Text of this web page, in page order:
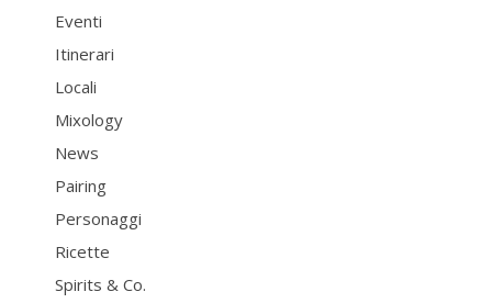
Eventi
Itinerari
Locali
Mixology
News
Pairing
Personaggi
Ricette
Spirits & Co.